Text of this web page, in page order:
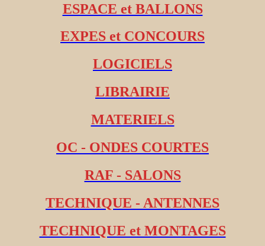
ESPACE et BALLONS
EXPES et CONCOURS
LOGICIELS
LIBRAIRIE
MATERIELS
OC - ONDES COURTES
RAF - SALONS
TECHNIQUE - ANTENNES
TECHNIQUE et MONTAGES